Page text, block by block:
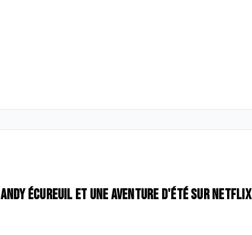
Écureuil et une aventure d'été sur Netflix